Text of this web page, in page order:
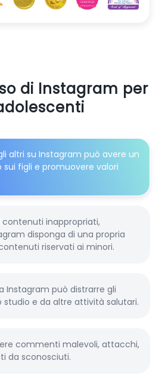
di Instagram per
altri su Instagram può avere un
figli e promuovere valori
contenuti inappropriati,
disponga di una propria
riservati ai minori.
Instagram può distrarre gli
studio e da altre attività salutari.
commenti malevoli, attacchi,
da sconosciuti.